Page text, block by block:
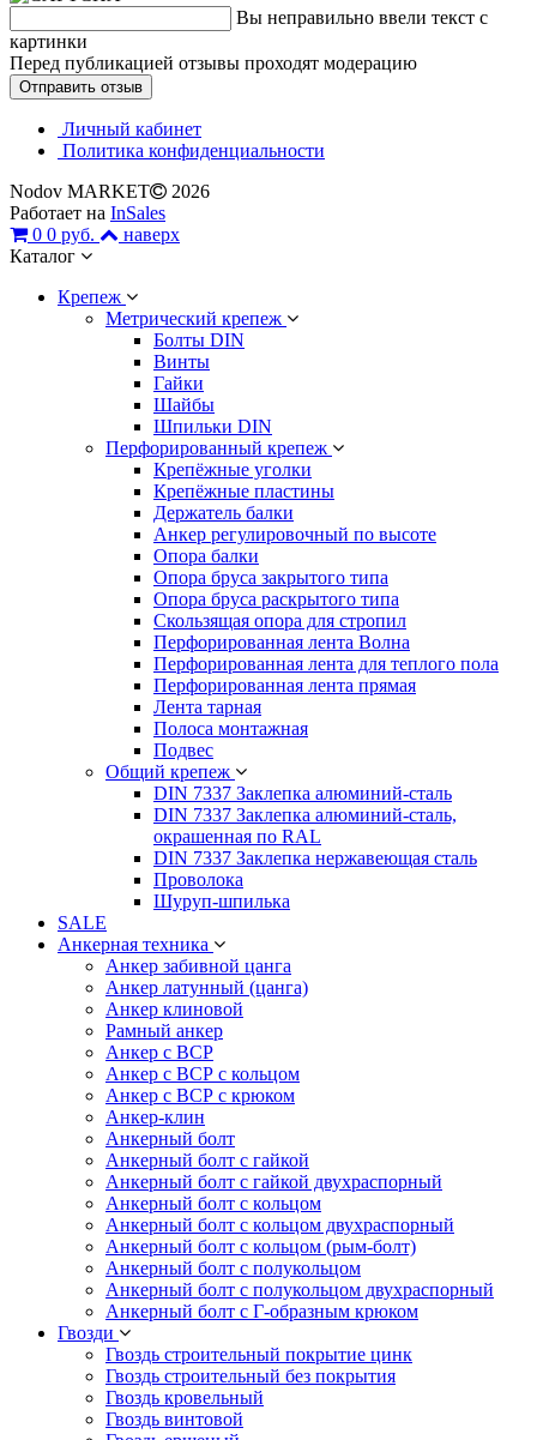
Вы неправильно ввели текст с
картинки
Перед публикацией отзывы проходят модерацию
Личный кабинет
Политика конфиденциальности
Nodov MARKET
2026
Работает на InSales
0 0 руб.
наверх
Каталог
Крепеж
Метрический крепеж
Болты DIN
Винты
Гайки
Шайбы
Шпильки DIN
Перфорированный крепеж
Крепёжные уголки
Крепёжные пластины
Держатель балки
Анкер регулировочный по высоте
Опора балки
Опора бруса закрытого типа
Опора бруса раскрытого типа
Скользящая опора для стропил
Перфорированная лента Волна
Перфорированная лента для теплого пола
Перфорированная лента прямая
Лента тарная
Полоса монтажная
Подвес
Общий крепеж
DIN 7337 Заклепка алюминий-сталь
DIN 7337 Заклепка алюминий-сталь,
окрашенная по RAL
DIN 7337 Заклепка нержавеющая сталь
Проволока
Шуруп-шпилька
SALE
Анкерная техника
Анкер забивной цанга
Анкер латунный (цанга)
Анкер клиновой
Рамный анкер
Анкер с ВСР
Анкер с ВСР с кольцом
Анкер с ВСР с крюком
Анкер-клин
Анкерный болт
Анкерный болт с гайкой
Анкерный болт с гайкой двухраспорный
Анкерный болт с кольцом
Анкерный болт с кольцом двухраспорный
Анкерный болт с кольцом (рым-болт)
Анкерный болт с полукольцом
Анкерный болт с полукольцом двухраспорный
Анкерный болт с Г-образным крюком
Гвозди
Гвоздь строительный покрытие цинк
Гвоздь строительный без покрытия
Гвоздь кровельный
Гвоздь винтовой